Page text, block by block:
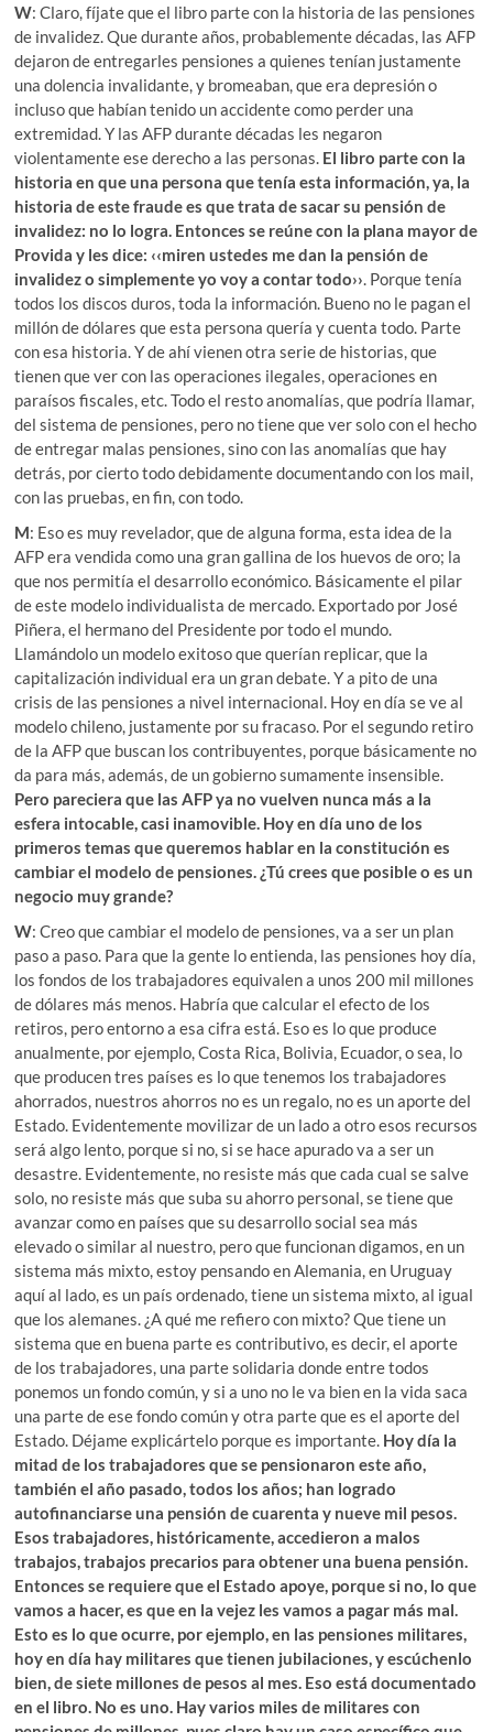
W: Claro, fíjate que el libro parte con la historia de las pensiones
de invalidez. Que durante años, probablemente décadas, las AFP
dejaron de entregarles pensiones a quienes tenían justamente
una dolencia invalidante, y bromeaban, que era depresión o
incluso que habían tenido un accidente como perder una
extremidad. Y las AFP durante décadas les negaron
violentamente ese derecho a las personas. El libro parte con la
historia en que una persona que tenía esta información, ya, la
historia de este fraude es que trata de sacar su pensión de
invalidez: no lo logra. Entonces se reúne con la plana mayor de
Provida y les dice: ‹‹miren ustedes me dan la pensión de
invalidez o simplemente yo voy a contar todo››. Porque tenía
todos los discos duros, toda la información. Bueno no le pagan el
millón de dólares que esta persona quería y cuenta todo. Parte
con esa historia. Y de ahí vienen otra serie de historias, que
tienen que ver con las operaciones ilegales, operaciones en
paraísos fiscales, etc. Todo el resto anomalías, que podría llamar,
del sistema de pensiones, pero no tiene que ver solo con el hecho
de entregar malas pensiones, sino con las anomalías que hay
detrás, por cierto todo debidamente documentando con los mail,
con las pruebas, en fin, con todo.
M: Eso es muy revelador, que de alguna forma, esta idea de la
AFP era vendida como una gran gallina de los huevos de oro; la
que nos permitía el desarrollo económico. Básicamente el pilar
de este modelo individualista de mercado. Exportado por José
Piñera, el hermano del Presidente por todo el mundo.
Llamándolo un modelo exitoso que querían replicar, que la
capitalización individual era un gran debate. Y a pito de una
crisis de las pensiones a nivel internacional. Hoy en día se ve al
modelo chileno, justamente por su fracaso. Por el segundo retiro
de la AFP que buscan los contribuyentes, porque básicamente no
da para más, además, de un gobierno sumamente insensible.
Pero pareciera que las AFP ya no vuelven nunca más a la
esfera intocable, casi inamovible. Hoy en día uno de los
primeros temas que queremos hablar en la constitución es
cambiar el modelo de pensiones. ¿Tú crees que posible o es un
negocio muy grande?
W: Creo que cambiar el modelo de pensiones, va a ser un plan
paso a paso. Para que la gente lo entienda, las pensiones hoy día,
los fondos de los trabajadores equivalen a unos 200 mil millones
de dólares más menos. Habría que calcular el efecto de los
retiros, pero entorno a esa cifra está. Eso es lo que produce
anualmente, por ejemplo, Costa Rica, Bolivia, Ecuador, o sea, lo
que producen tres países es lo que tenemos los trabajadores
ahorrados, nuestros ahorros no es un regalo, no es un aporte del
Estado. Evidentemente movilizar de un lado a otro esos recursos
será algo lento, porque si no, si se hace apurado va a ser un
desastre. Evidentemente, no resiste más que cada cual se salve
solo, no resiste más que suba su ahorro personal, se tiene que
avanzar como en países que su desarrollo social sea más
elevado o similar al nuestro, pero que funcionan digamos, en un
sistema más mixto, estoy pensando en Alemania, en Uruguay
aquí al lado, es un país ordenado, tiene un sistema mixto, al igual
que los alemanes. ¿A qué me refiero con mixto? Que tiene un
sistema que en buena parte es contributivo, es decir, el aporte
de los trabajadores, una parte solidaria donde entre todos
ponemos un fondo común, y si a uno no le va bien en la vida saca
una parte de ese fondo común y otra parte que es el aporte del
Estado. Déjame explicártelo porque es importante. Hoy día la
mitad de los trabajadores que se pensionaron este año,
también el año pasado, todos los años; han logrado
autofinanciarse una pensión de cuarenta y nueve mil pesos.
Esos trabajadores, históricamente, accedieron a malos
trabajos, trabajos precarios para obtener una buena pensión.
Entonces se requiere que el Estado apoye, porque si no, lo que
vamos a hacer, es que en la vejez les vamos a pagar más mal.
Esto es lo que ocurre, por ejemplo, en las pensiones militares,
hoy en día hay militares que tienen jubilaciones, y escúchenlo
bien, de siete millones de pesos al mes. Eso está documentado
en el libro. No es uno. Hay varios miles de militares con